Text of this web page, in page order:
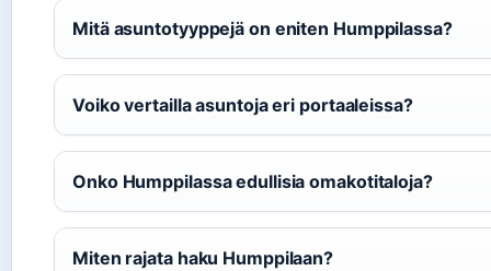
Mitä asuntotyyppejä on eniten Humppilassa?
Voiko vertailla asuntoja eri portaaleissa?
Onko Humppilassa edullisia omakotitaloja?
Miten rajata haku Humppilaan?